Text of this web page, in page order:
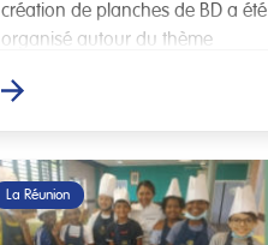
création de planches de BD a été
organisé autour du thème
La Réunion